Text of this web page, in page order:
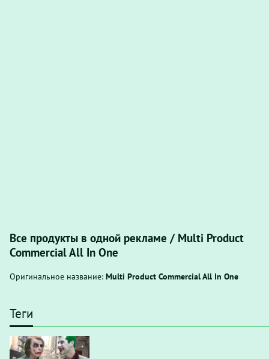
Все продукты в одной рекламе / Multi Product
Commercial All In One
Оригинальное название: Multi Product Commercial All In One
Теги